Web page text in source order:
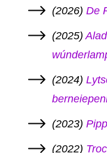
(2026) De
(2025)
(2024)
(2023)
(2022)